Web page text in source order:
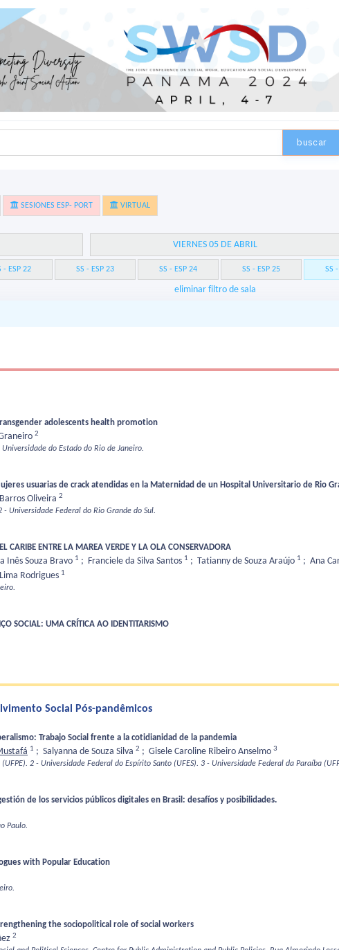
buscar
SESIONES ESP- PORT VIRTUAL
VIERNES 05 DE ABRIL
- ESP 22 SS - ESP 23 SS - ESP 24 SS - ESP 25 SS
eliminar filtro de sala
adolescents health promotion
2
Universidade do Estado do Rio de Janeiro.
usuarias de crack atendidas en la Maternidad de un Hospital Universitario de Rio
Oliveira 2
- Universidade Federal do Rio Grande do Sul.
CARIBE ENTRE LA MAREA VERDE Y LA OLA CONSERVADORA
Inês Souza Bravo 1 ; Franciele da Silva Santos 1 ; Tatianny de Souza Araújo 1 ; Ana
Rodrigues 1
SOCIAL: UMA CRÍTICA AO IDENTITARISMO
Social Pós-pandêmicos
Trabajo Social frente a la cotidianidad de la pandemia
1 ; Salyanna de Souza Silva 2 ; Gisele Caroline Ribeiro Anselmo 3
2 - Universidade Federal do Espírito Santo (UFES). 3 - Universidade Federal da Paraíba
de los servicios públicos digitales en Brasil: desafíos y posibilidades.
Paulo.
with Popular Education
the sociopolitical role of social workers
2